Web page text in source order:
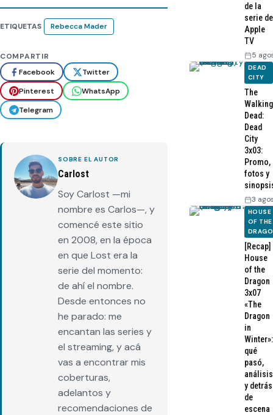
ETIQUETAS Rebecca Mader
COMPARTIR
Facebook
Twitter
Pinterest
WhatsApp
Telegram
SOBRE EL AUTOR
Carlost
Soy Carlost —mi
nombre es Carlos—, y
comencé este sitio
en 2008, en la época
en que Lost era la
serie del momento:
de ahí el nombre.
Desde entonces no
he parado: me
encantan las series y
el streaming, y acá
vas a encontrar mis
coberturas,
adelantos y
recomendaciones de
de la
serie de
Apple
TV
5
DEAD
CITY
The
Walking
Dead:
Dead
City
3x03:
Promo,
fotos y
3
HOUSE
OF THE
[Recap]
House
of the
Dragon
3x07
«The
Dragon
in
Winter»:
qué
pasó,
análisis
y detrás
de
escena